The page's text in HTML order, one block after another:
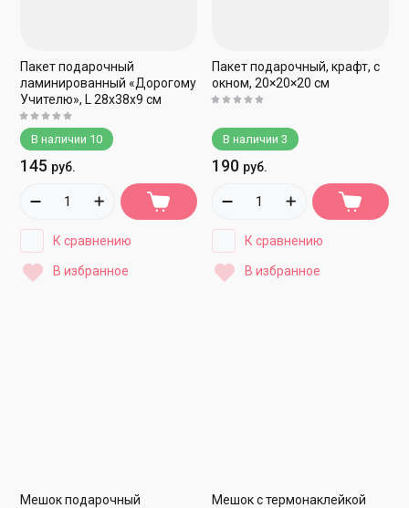
Пакет подарочный
ламинированный «Дорогому
Учителю», L 28х38х9 см
В наличии 10
145 руб.
К сравнению
В избранное
Пакет подарочный, крафт, с
окном, 20×20×20 см
В наличии 3
190 руб.
К сравнению
В избранное
Мешок подарочный
Мешок с термонаклейкой